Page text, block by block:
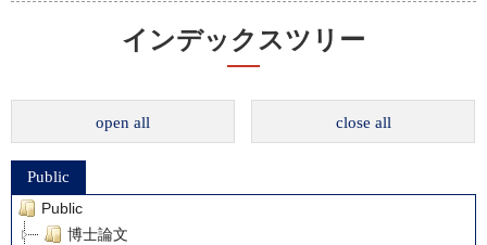
インデックスツリー
open all close all
Public
Public
博士論文